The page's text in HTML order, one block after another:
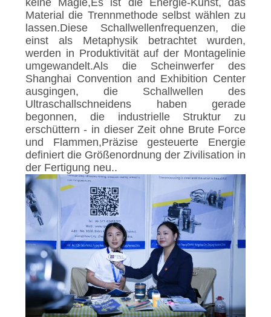
keine Magie,Es ist die Energie-Kunst, das
Material die Trennmethode selbst wählen zu
lassen.Diese Schallwellenfrequenzen, die
einst als Metaphysik betrachtet wurden,
werden in Produktivität auf der Montagelinie
umgewandelt.Als die Scheinwerfer des
Shanghai Convention and Exhibition Center
ausgingen, die Schallwellen des
Ultraschallschneidens haben gerade
begonnen, die industrielle Struktur zu
erschüttern - in dieser Zeit ohne Brute Force
und Flammen,Präzise gesteuerte Energie
definiert die Größenordnung der Zivilisation in
der Fertigung neu..